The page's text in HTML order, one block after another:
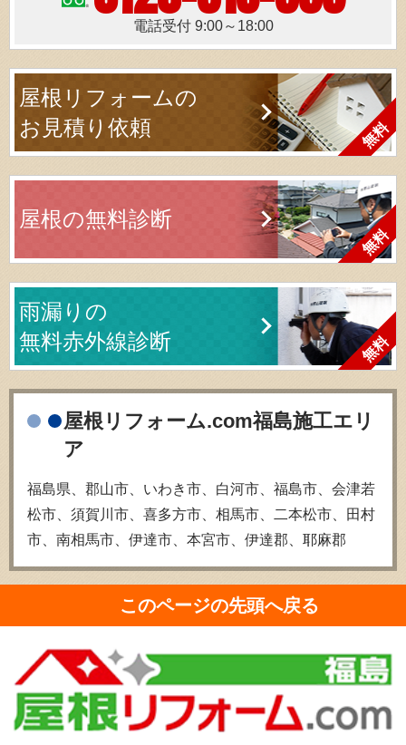
電話受付 9:00～18:00
屋根リフォームの
お見積り依頼
屋根の無料診断
雨漏りの
無料赤外線診断
屋根リフォーム.com福島施工エリ
ア
福島県、郡山市、いわき市、白河市、福島市、会津若
松市、須賀川市、喜多方市、相馬市、二本松市、田村
市、南相馬市、伊達市、本宮市、伊達郡、耶麻郡
このページの先頭へ戻る